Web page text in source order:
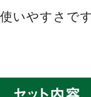
いやすさで